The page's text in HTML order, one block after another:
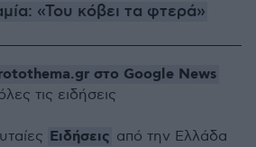
«Του κόβει τα φτερά»
στο Google News
τις ειδήσεις
Ειδήσεις από την Ελλάδα